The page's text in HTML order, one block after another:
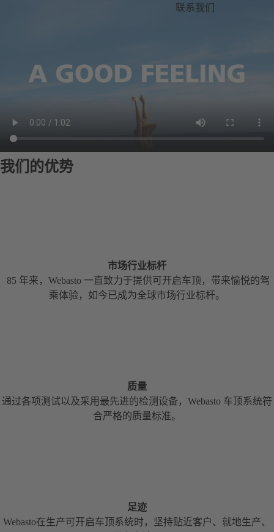
联系我们
我们的优势
市场行业标杆
85 年来，Webasto 一直致力于提供可开启车顶，带来愉悦的驾
乘体验，如今已成为全球市场行业标杆。
质量
通过各项测试以及采用最先进的检测设备，Webasto 车顶系统符
合严格的质量标准。
足迹
Webasto在生产可开启车顶系统时，坚持贴近客户、就地生产、